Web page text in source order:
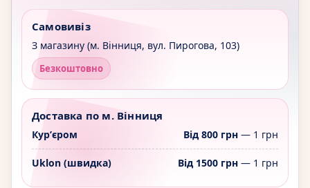
Самовивіз
З магазину (м. Вінниця, вул. Пирогова, 103)
Безкоштовно
Доставка по м. Вінниця
Курʼєром Від 800 грн— 1 грн
Uklon (швидка) Від 1500 грн— 1 грн